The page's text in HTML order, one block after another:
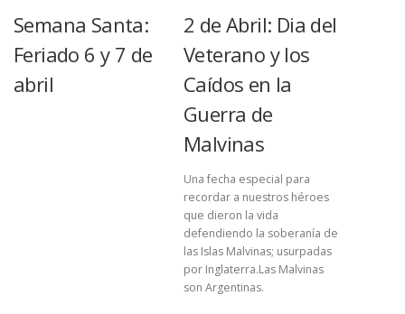
Semana Santa:
Feriado 6 y 7 de
abril
2 de Abril: Dia del
Veterano y los
Caídos en la
Guerra de
Malvinas
Una fecha especial para
recordar a nuestros héroes
que dieron la vida
defendiendo la soberanía de
las Islas Malvinas; usurpadas
por Inglaterra.Las Malvinas
son Argentinas.